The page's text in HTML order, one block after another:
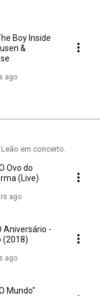
Boy Inside
&
ago
em concerto.
Ovo do
(Live)
ago
Aniversário -
(2018)
ago
Mundo"